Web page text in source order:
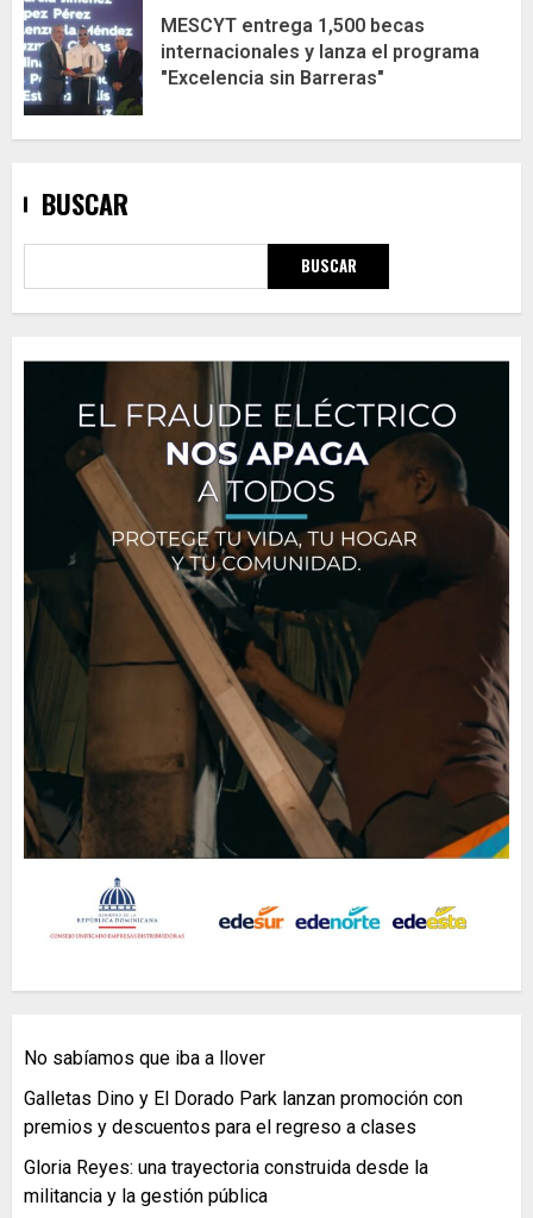
MESCYT entrega 1,500 becas
internacionales y lanza el programa
"Excelencia sin Barreras"
BUSCAR
BUSCAR
No sabíamos que iba a llover
Galletas Dino y El Dorado Park lanzan promoción con
premios y descuentos para el regreso a clases
Gloria Reyes: una trayectoria construida desde la
militancia y la gestión pública